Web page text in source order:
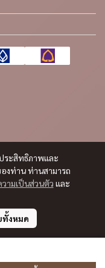
ระสิทธิภาพและ
งท่าน ท่านสามารถ
ามเป็นส่วนตัว และ
งหมด